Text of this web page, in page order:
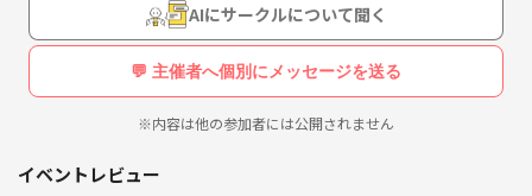
学生時代から、プロフィールに上げた好きなアーティスト
の曲は歌ったり弾きが立っていました。
聞いたことある曲ならコード弾きで、その場で弾けます。
ゴルフは、始めたばかりですが、レッスン通って、100切
りが見えてきたところ。
ます!
活動に当たり、参加費や会費などはとりません。
ご自身の実費のみお願いします。
公園での演奏時は、生音と生声でやります。
ただし、オープンマイクに行くときは、マイクとアンプありでやりま
AIにサークルについて聞く
💬 主催者へ個別にメッセージを送る
※内容は他の参加者には公開されません
イベントレビュー